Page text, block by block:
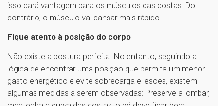
isso dará vantagem para os músculos das costas. Do
contrário, o músculo vai cansar mais rápido.
Fique atento à posição do corpo
Não existe a postura perfeita. No entanto, seguindo a
lógica de encontrar uma posição que permita um menor
gasto energético e evite sobrecarga e lesões, existem
algumas medidas a serem observadas: Preserve a lombar,